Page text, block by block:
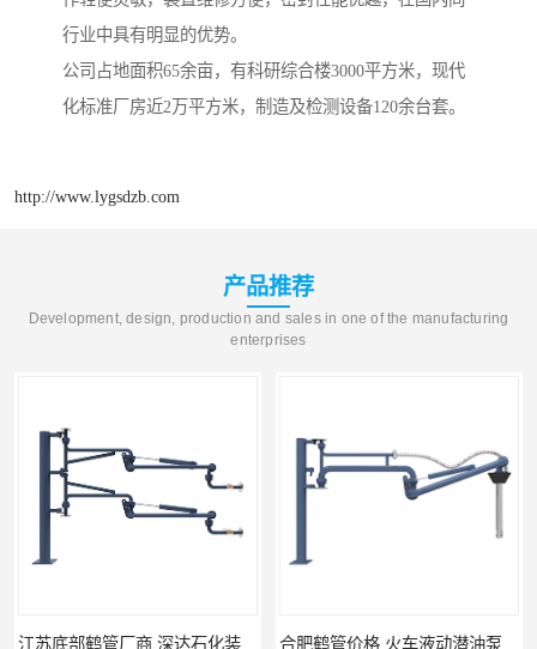
行业中具有明显的优势。
公司占地面积65余亩，有科研综合楼3000平方米，现代
化标准厂房近2万平方米，制造及检测设备120余台套。
http://www.lygsdzb.com
产品推荐
Development, design, production and sales in one of the manufacturing
enterprises